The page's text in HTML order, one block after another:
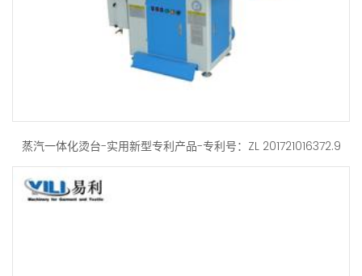
蒸汽一体化烫台-实用新型专利产品-专利号：ZL 201721016372.9